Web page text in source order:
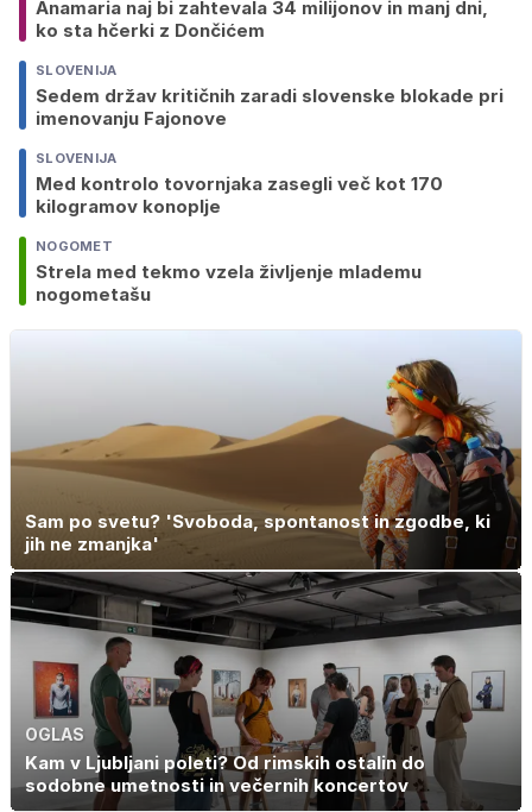
Anamaria naj bi zahtevala 34 milijonov in manj dni,
ko sta hčerki z Dončićem
SLOVENIJA
Sedem držav kritičnih zaradi slovenske blokade pri
imenovanju Fajonove
SLOVENIJA
Med kontrolo tovornjaka zasegli več kot 170
kilogramov konoplje
NOGOMET
Strela med tekmo vzela življenje mlademu
nogometašu
Sam po svetu? 'Svoboda, spontanost in zgodbe, ki
jih ne zmanjka'
OGLAS
Kam v Ljubljani poleti? Od rimskih ostalin do
sodobne umetnosti in večernih koncertov